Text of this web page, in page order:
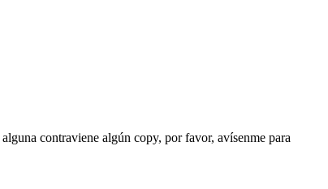
contraviene algún copy, por favor, avísenme para